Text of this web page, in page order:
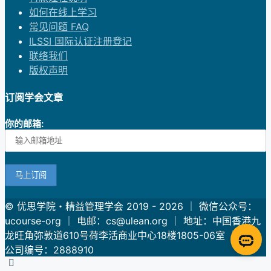
如何在线上学习
常见问题 FAQ
ILSSI 国际认证注册登记
联络我们
版权声明
订阅学会文章
你的邮箱:
© 优思学院・精益管理学会 2019 - 2026 ｜ 微信公众号：
ucourse-org ｜ 电邮：cs@ulean.org ｜ 地址：中国香港九
龙旺角弥敦道610号荷李活商业中心18楼1805-06室 ｜香港
公司编号：2888910